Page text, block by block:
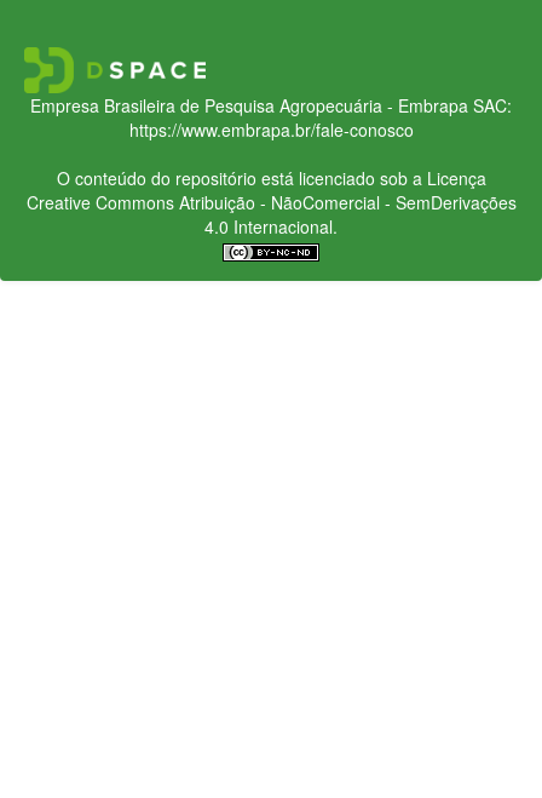
Empresa Brasileira de Pesquisa Agropecuária - Embrapa SAC:
https://www.embrapa.br/fale-conosco
O conteúdo do repositório está licenciado sob a Licença
Creative CommonsAtribuição - NãoComercial - SemDerivações
4.0 Internacional.